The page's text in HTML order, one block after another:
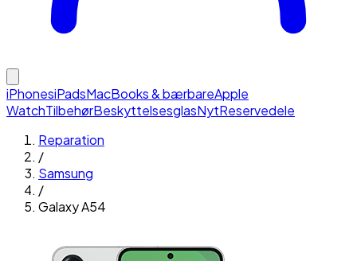
iPhonesiPadsMacBooks & bærbareApple
WatchTilbehørBeskyttelsesglasNytReservedele
Reparation
/
Samsung
/
Galaxy A54